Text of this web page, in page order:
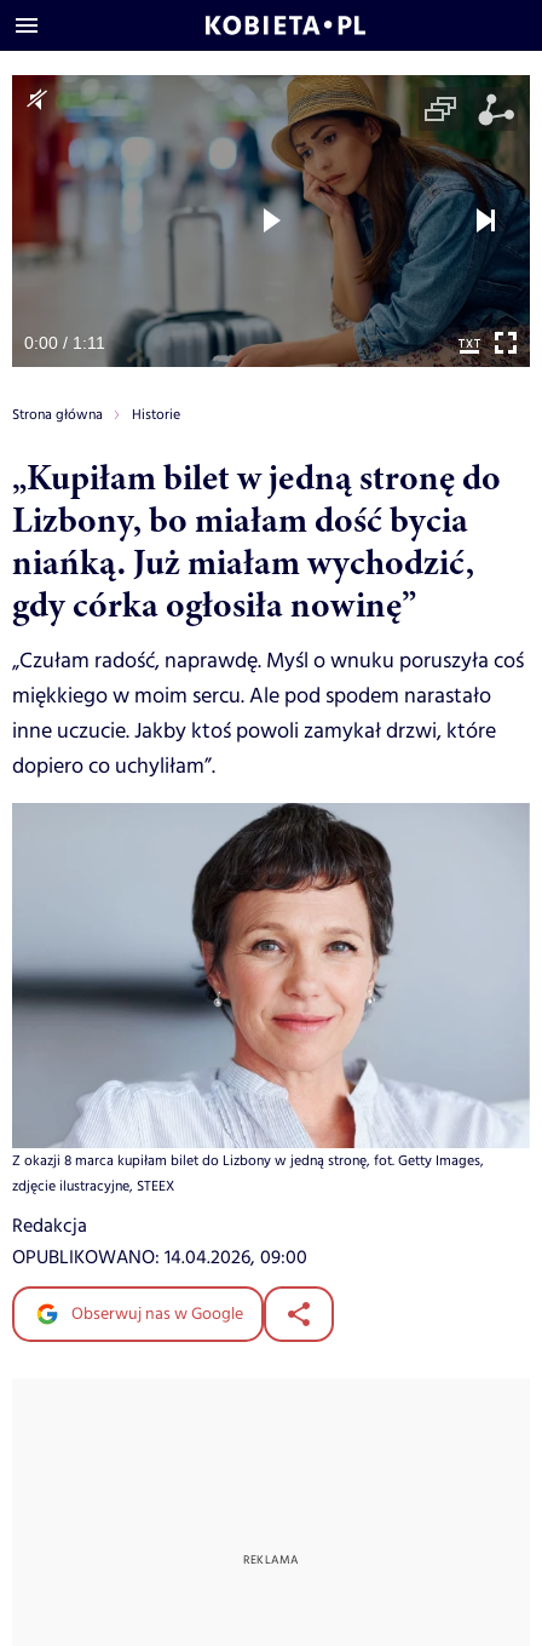
0:00 / 1:11
Strona główna Historie
„Kupiłam bilet w jedną stronę do
Lizbony, bo miałam dość bycia
niańką. Już miałam wychodzić,
gdy córka ogłosiła nowinę”
„Czułam radość, naprawdę. Myśl o wnuku poruszyła coś
miękkiego w moim sercu. Ale pod spodem narastało
inne uczucie. Jakby ktoś powoli zamykał drzwi, które
dopiero co uchyliłam”.
Z okazji 8 marca kupiłam bilet do Lizbony w jedną stronę, fot. Getty Images,
zdjęcie ilustracyjne, STEEX
Redakcja
OPUBLIKOWANO: 14.04.2026, 09:00
Obserwuj nas w Google